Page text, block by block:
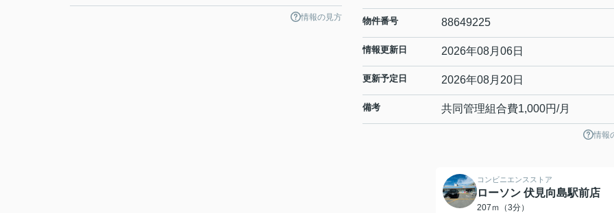
情報の見方 物件番号 88649225
情報更新日 2026年08月06日
更新予定日 2026年08月20日
備考 共同管理組合費1,000円/月
情報
コンビニエンスストア
ローソン 伏見向島駅前店
207ｍ（3分）